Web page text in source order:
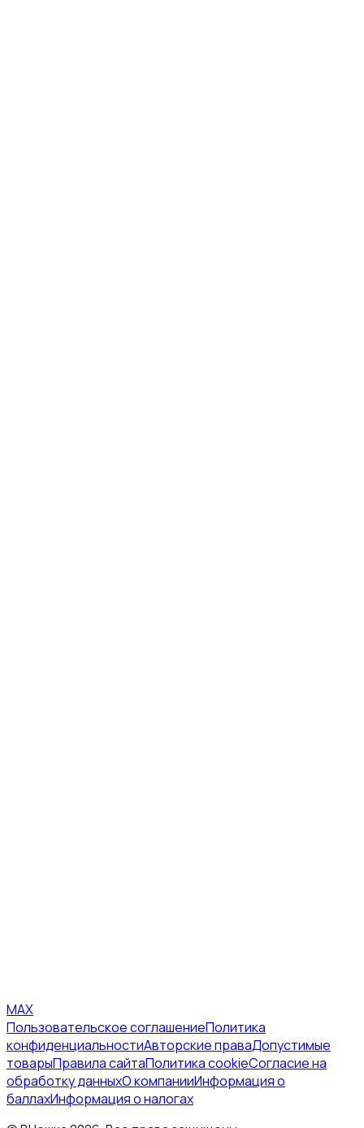
MAX
Пользовательское соглашениеПолитика
конфиденциальностиАвторские праваДопустимые
товарыПравила сайтаПолитика cookieСогласие на
обработку данныхО компанииИнформация о
баллахИнформация о налогах